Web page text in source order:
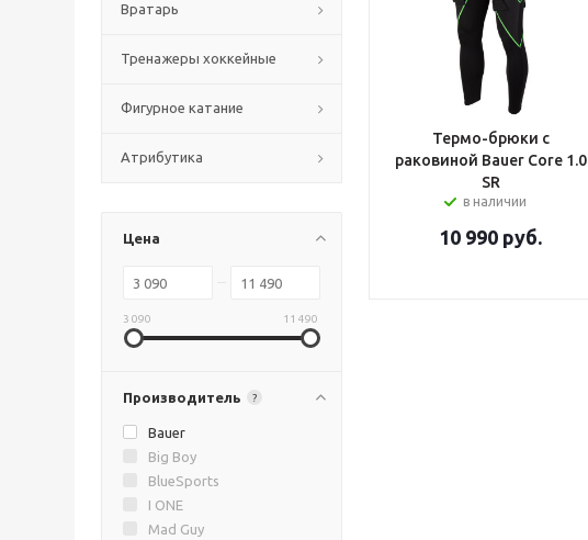
Вратарь
Тренажеры хоккейные
Фигурное катание
Атрибутика
Цена
3 090 11 490
Производитель ?
Bauer
Big Boy
BlueSports
I ONE
Mad Guy
Термо-брюки с
раковиной Bauer Core 1.0
SR
в наличии
10 990 руб.